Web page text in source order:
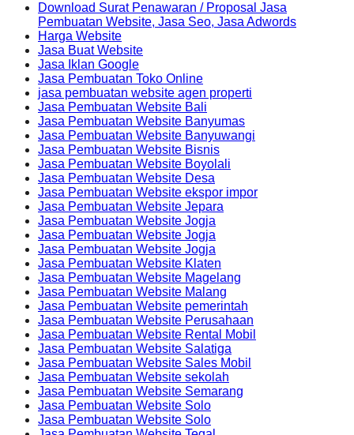
Download Surat Penawaran / Proposal Jasa
Pembuatan Website, Jasa Seo, Jasa Adwords
Harga Website
Jasa Buat Website
Jasa Iklan Google
Jasa Pembuatan Toko Online
jasa pembuatan website agen properti
Jasa Pembuatan Website Bali
Jasa Pembuatan Website Banyumas
Jasa Pembuatan Website Banyuwangi
Jasa Pembuatan Website Bisnis
Jasa Pembuatan Website Boyolali
Jasa Pembuatan Website Desa
Jasa Pembuatan Website ekspor impor
Jasa Pembuatan Website Jepara
Jasa Pembuatan Website Jogja
Jasa Pembuatan Website Jogja
Jasa Pembuatan Website Jogja
Jasa Pembuatan Website Klaten
Jasa Pembuatan Website Magelang
Jasa Pembuatan Website Malang
Jasa Pembuatan Website pemerintah
Jasa Pembuatan Website Perusahaan
Jasa Pembuatan Website Rental Mobil
Jasa Pembuatan Website Salatiga
Jasa Pembuatan Website Sales Mobil
Jasa Pembuatan Website sekolah
Jasa Pembuatan Website Semarang
Jasa Pembuatan Website Solo
Jasa Pembuatan Website Solo